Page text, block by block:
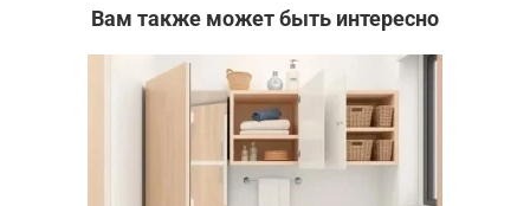
Вам также может быть интересно